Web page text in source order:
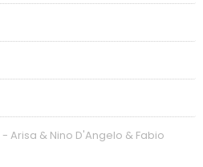
- Arisa & Nino D'Angelo & Fabio